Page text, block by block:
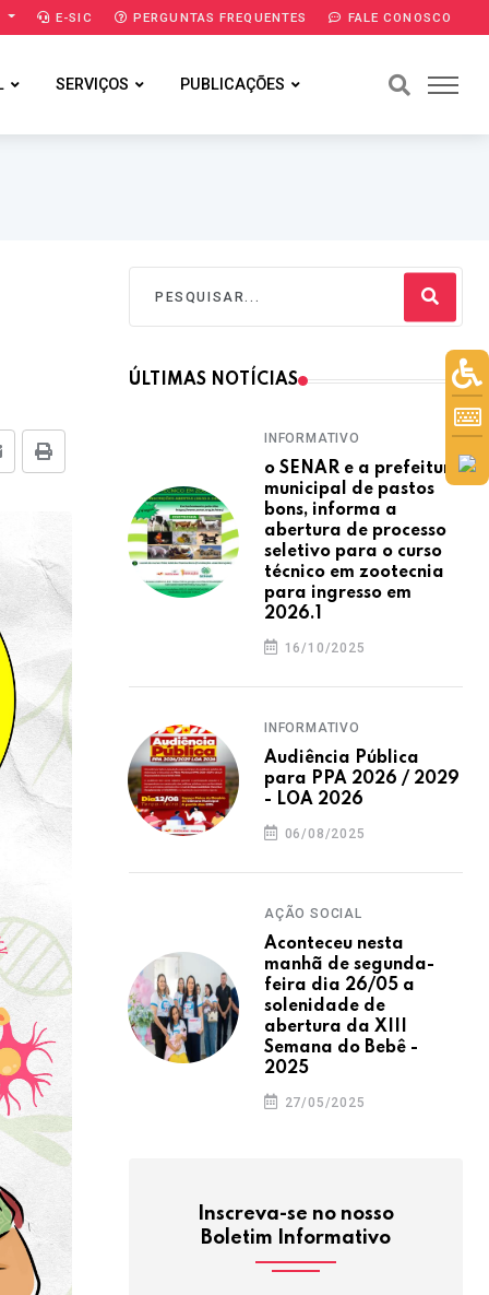
E-SIC PERGUNTAS FREQUENTES FALE CONOSCO
SERVIÇOS PUBLICAÇÕES
E-mail
ÚLTIMAS NOTÍCIAS
INFORMATIVO
o SENAR e a prefeitura
municipal de pastos
bons, informa a
abertura de processo
seletivo para o curso
técnico em zootecnia
para ingresso em
2026.1
16/10/2025
INFORMATIVO
Audiência Pública
para PPA 2026 / 2029
- LOA 2026
06/08/2025
AÇÃO SOCIAL
Aconteceu nesta
manhã de segunda-
feira dia 26/05 a
solenidade de
abertura da XIII
Semana do Bebê -
2025
27/05/2025
Inscreva-se no nosso
Boletim Informativo